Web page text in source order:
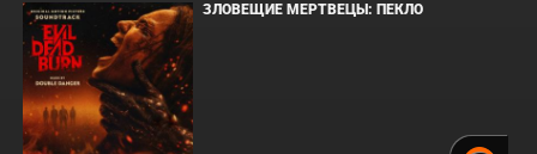
ЗЛОВЕЩИЕ МЕРТВЕЦЫ: ПЕКЛО